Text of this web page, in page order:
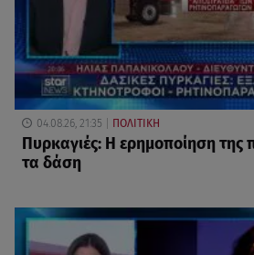
04.08.26, 21:35 ΠΟΛΙΤΙΚΗ
Πυρκαγιές: Η ερημοποίηση της
τα δάση